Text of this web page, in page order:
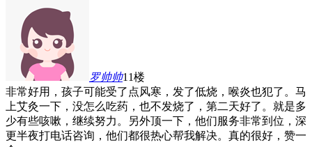
罗帅帅11楼
非常好用，孩子可能受了点风寒，发了低烧，喉炎也犯了。马
上艾灸一下，没怎么吃药，也不发烧了，第二天好了。就是多
少有些咳嗽，继续努力。另外顶一下，他们服务非常到位，深
更半夜打电话咨询，他们都很热心帮我解决。真的很好，赞一